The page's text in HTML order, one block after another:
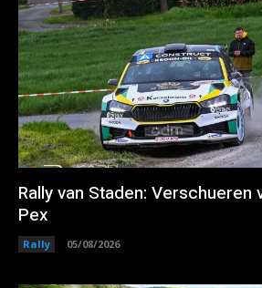
Rally van Staden:
Pex
Rally 05/08/2026